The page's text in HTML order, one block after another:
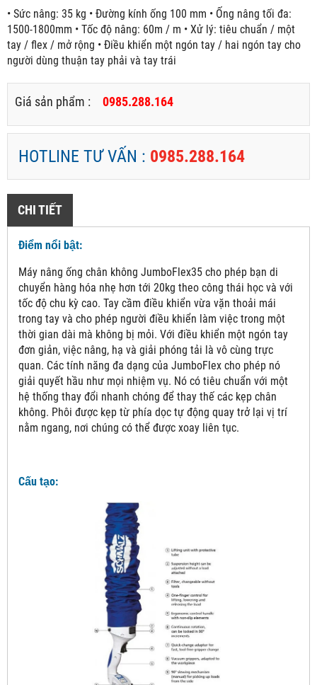
• Sức nâng: 35 kg • Đường kính ống 100 mm • Ống nâng tối đa:
1500-1800mm • Tốc độ nâng: 60m / m • Xử lý: tiêu chuẩn / một
tay / flex / mở rộng • Điều khiển một ngón tay / hai ngón tay cho
người dùng thuận tay phải và tay trái
Giá sản phẩm : 0985.288.164
HOTLINE TƯ VẤN : 0985.288.164
CHI TIẾT
Điểm nổi bật:
Máy nâng ống chân không JumboFlex35 cho phép bạn di
chuyển hàng hóa nhẹ hơn tới 20kg theo công thái học và với
tốc độ chu kỳ cao. Tay cầm điều khiển vừa vặn thoải mái
trong tay và cho phép người điều khiển làm việc trong một
thời gian dài mà không bị mỏi. Với điều khiển một ngón tay
đơn giản, việc nâng, hạ và giải phóng tải là vô cùng trực
quan. Các tính năng đa dạng của JumboFlex cho phép nó
giải quyết hầu như mọi nhiệm vụ. Nó có tiêu chuẩn với một
hệ thống thay đổi nhanh chóng để thay thế các kẹp chân
không. Phôi được kẹp từ phía dọc tự động quay trở lại vị trí
nằm ngang, nơi chúng có thể được xoay liên tục.
Cấu tạo: